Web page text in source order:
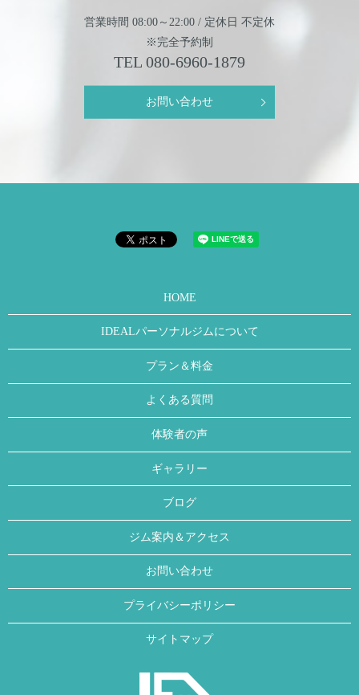
営業時間 08:00～22:00 / 定休日 不定休
※完全予約制
TEL 080-6960-1879
お問い合わせ
HOME
IDEALパーソナルジムについて
プラン＆料金
よくある質問
体験者の声
ギャラリー
ブログ
ジム案内＆アクセス
お問い合わせ
プライバシーポリシー
サイトマップ